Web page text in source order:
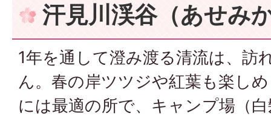
汗見川渓谷（あせみ
1年を通して澄み渡る清流は、訪
ん。春の岸ツツジや紅葉も楽し
には最適の所で、キャンプ場（